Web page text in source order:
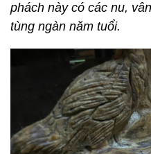
phách này có các nu,
tùng ngàn năm tuổi.